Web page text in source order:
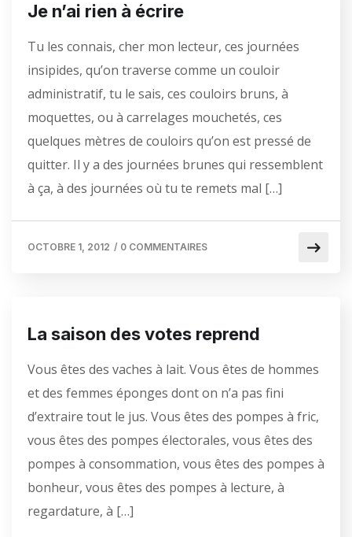
Je n’ai rien à écrire
Tu les connais, cher mon lecteur, ces journées
insipides, qu’on traverse comme un couloir
administratif, tu le sais, ces couloirs bruns, à
moquettes, ou à carrelages mouchetés, ces
quelques mètres de couloirs qu’on est pressé de
quitter. Il y a des journées brunes qui ressemblent
à ça, à des journées où tu te remets mal […]
OCTOBRE 1, 2012 / 0 COMMENTAIRES
La saison des votes reprend
Vous êtes des vaches à lait. Vous êtes de hommes
et des femmes éponges dont on n’a pas fini
d’extraire tout le jus. Vous êtes des pompes à fric,
vous êtes des pompes électorales, vous êtes des
pompes à consommation, vous êtes des pompes à
bonheur, vous êtes des pompes à lecture, à
regardature, à […]